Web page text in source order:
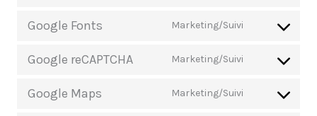
Google Fonts Marketing/Suivi
Google reCAPTCHA Marketing/Suivi
Google Maps Marketing/Suivi